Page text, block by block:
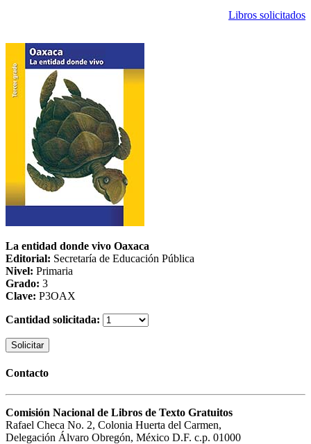
Libros solicitados
La entidad donde vivo Oaxaca
Editorial: Secretaría de Educación Pública
Nivel: Primaria
Grado: 3
Clave: P3OAX
Cantidad solicitada:
Solicitar
Contacto
Comisión Nacional de Libros de Texto Gratuitos
Rafael Checa No. 2, Colonia Huerta del Carmen,
Delegación Álvaro Obregón, México D.F. c.p. 01000